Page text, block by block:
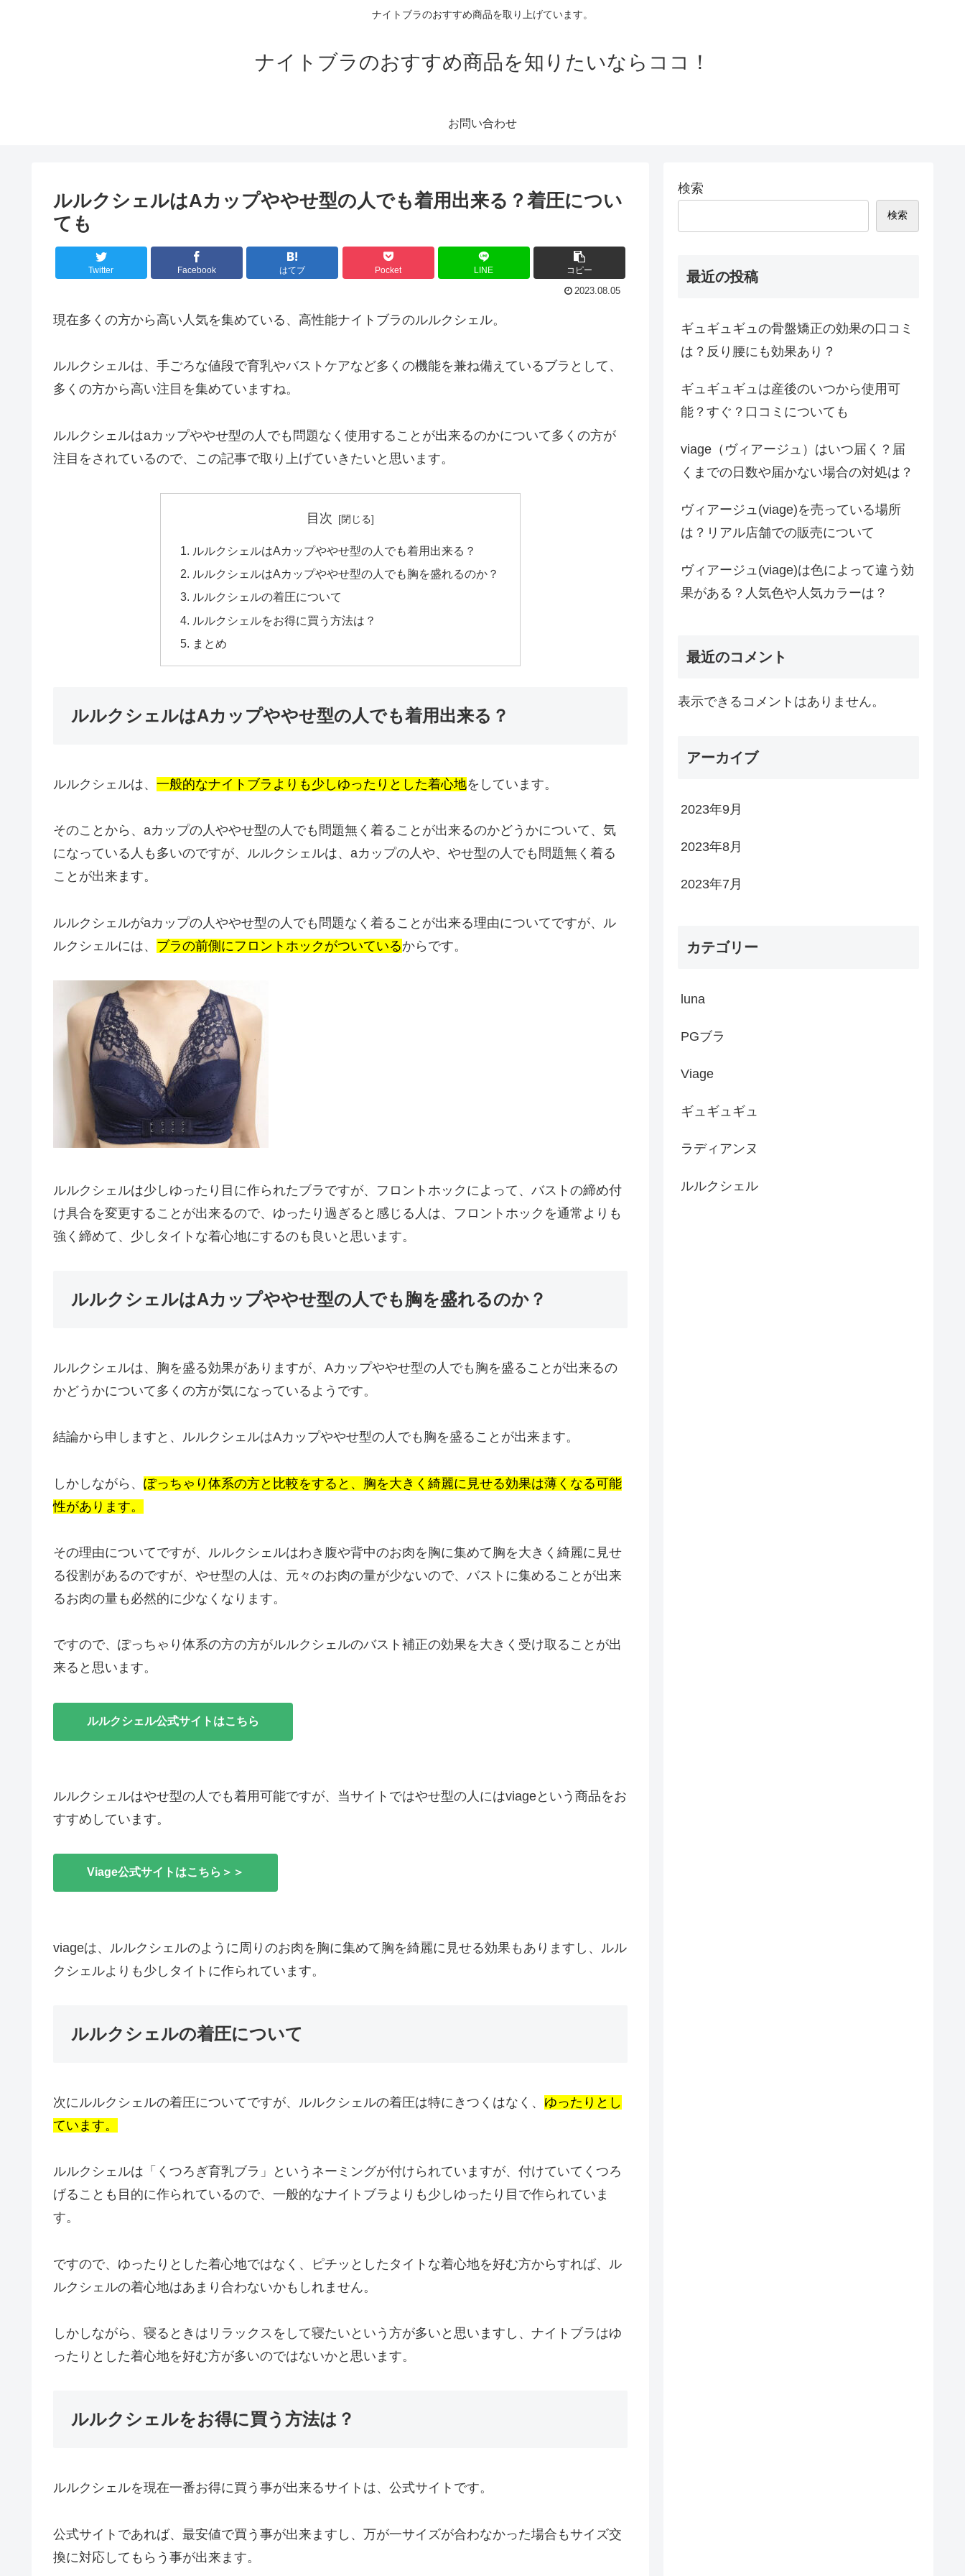
ナイトブラのおすすめ商品を取り上げています。
ナイトブラのおすすめ商品を知りたいならココ！
お問い合わせ
ルルクシェルはAカップややせ型の人でも着用出来る？着圧につい
ても
Twitter Facebook はてブ Pocket LINE コピー
2023.08.05
現在多くの方から高い人気を集めている、高性能ナイトブラのルルクシェル。
ルルクシェルは、手ごろな値段で育乳やバストケアなど多くの機能を兼ね備えているブラとして、
多くの方から高い注目を集めていますね。
ルルクシェルはaカップややせ型の人でも問題なく使用することが出来るのかについて多くの方が
注目をされているので、この記事で取り上げていきたいと思います。
目次
ルルクシェルはAカップややせ型の人でも着用出来る？
ルルクシェルはAカップややせ型の人でも胸を盛れるのか？
ルルクシェルの着圧について
ルルクシェルをお得に買う方法は？
まとめ
ルルクシェルはAカップややせ型の人でも着用出来る？
ルルクシェルは、 一般的なナイトブラよりも少しゆったりとした着心地をしています。
そのことから、aカップの人ややせ型の人でも問題無く着ることが出来るのかどうかについて、気
になっている人も多いのですが、ルルクシェルは、aカップの人や、やせ型の人でも問題無く着る
ことが出来ます。
ルルクシェルがaカップの人ややせ型の人でも問題なく着ることが出来る理由についてですが、ル
ルクシェルには、 ブラの前側にフロントホックがついているからです。
ルルクシェルは少しゆったり目に作られたブラですが、フロントホックによって、バストの締め付
け具合を変更することが出来るので、ゆったり過ぎると感じる人は、フロントホックを通常よりも
強く締めて、少しタイトな着心地にするのも良いと思います。
ルルクシェルはAカップややせ型の人でも胸を盛れるのか？
ルルクシェルは、胸を盛る効果がありますが、Aカップややせ型の人でも胸を盛ることが出来るの
かどうかについて多くの方が気になっているようです。
結論から申しますと、ルルクシェルはAカップややせ型の人でも胸を盛ることが出来ます。
しかしながら、 ぽっちゃり体系の方と比較をすると、胸を大きく綺麗に見せる効果は薄くなる可能
性があります。
その理由についてですが、ルルクシェルはわき腹や背中のお肉を胸に集めて胸を大きく綺麗に見せ
る役割があるのですが、やせ型の人は、元々のお肉の量が少ないので、バストに集めることが出来
るお肉の量も必然的に少なくなります。
ですので、ぽっちゃり体系の方の方がルルクシェルのバスト補正の効果を大きく受け取ることが出
来ると思います。
ルルクシェル公式サイトはこちら
ルルクシェルはやせ型の人でも着用可能ですが、当サイトではやせ型の人にはviageという商品をお
すすめしています。
Viage公式サイトはこちら＞＞
viageは、ルルクシェルのように周りのお肉を胸に集めて胸を綺麗に見せる効果もありますし、ルル
クシェルよりも少しタイトに作られています。
ルルクシェルの着圧について
次にルルクシェルの着圧についてですが、ルルクシェルの着圧は特にきつくはなく、 ゆったりとし
ています。
ルルクシェルは「くつろぎ育乳ブラ」というネーミングが付けられていますが、付けていてくつろ
げることも目的に作られているので、一般的なナイトブラよりも少しゆったり目で作られていま
す。
ですので、ゆったりとした着心地ではなく、ピチッとしたタイトな着心地を好む方からすれば、ル
ルクシェルの着心地はあまり合わないかもしれません。
しかしながら、寝るときはリラックスをして寝たいという方が多いと思いますし、ナイトブラはゆ
ったりとした着心地を好む方が多いのではないかと思います。
ルルクシェルをお得に買う方法は？
ルルクシェルを現在一番お得に買う事が出来るサイトは、公式サイトです。
公式サイトであれば、最安値で買う事が出来ますし、万が一サイズが合わなかった場合もサイズ交
換に対応してもらう事が出来ます。
検索
検索
最近の投稿
ギュギュギュの骨盤矯正の効果の口コミ
は？反り腰にも効果あり？
ギュギュギュは産後のいつから使用可
能？すぐ？口コミについても
viage（ヴィアージュ）はいつ届く？届
くまでの日数や届かない場合の対処は？
ヴィアージュ(viage)を売っている場所
は？リアル店舗での販売について
ヴィアージュ(viage)は色によって違う効
果がある？人気色や人気カラーは？
最近のコメント
表示できるコメントはありません。
アーカイブ
2023年9月
2023年8月
2023年7月
カテゴリー
luna
PGブラ
Viage
ギュギュギュ
ラディアンヌ
ルルクシェル